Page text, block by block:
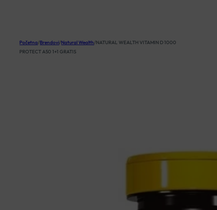
Početna/Brendovi/Natural Wealth/NATURAL WEALTH VITAMIN D 1000
PROTECT A50 1+1 GRATIS